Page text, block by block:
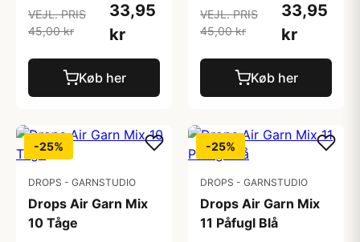
VEJL. PRIS
45,00 kr
33,95
kr
Køb her
VEJL. PRIS
45,00 kr
33,95
kr
Køb her
-25%
DROPS - GARNSTUDIO
Drops Air Garn Mix
10 Tåge
-25%
DROPS - GARNSTUDIO
Drops Air Garn Mix
11 Påfugl Blå